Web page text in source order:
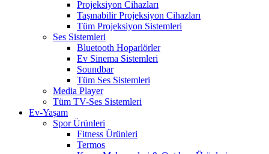
Projeksiyon Cihazları
Taşınabilir Projeksiyon Cihazları
Tüm Projeksiyon Sistemleri
Ses Sistemleri
Bluetooth Hoparlörler
Ev Sinema Sistemleri
Soundbar
Tüm Ses Sistemleri
Media Player
Tüm TV-Ses Sistemleri
Ev-Yaşam
Spor Ürünleri
Fitness Ürünleri
Termos